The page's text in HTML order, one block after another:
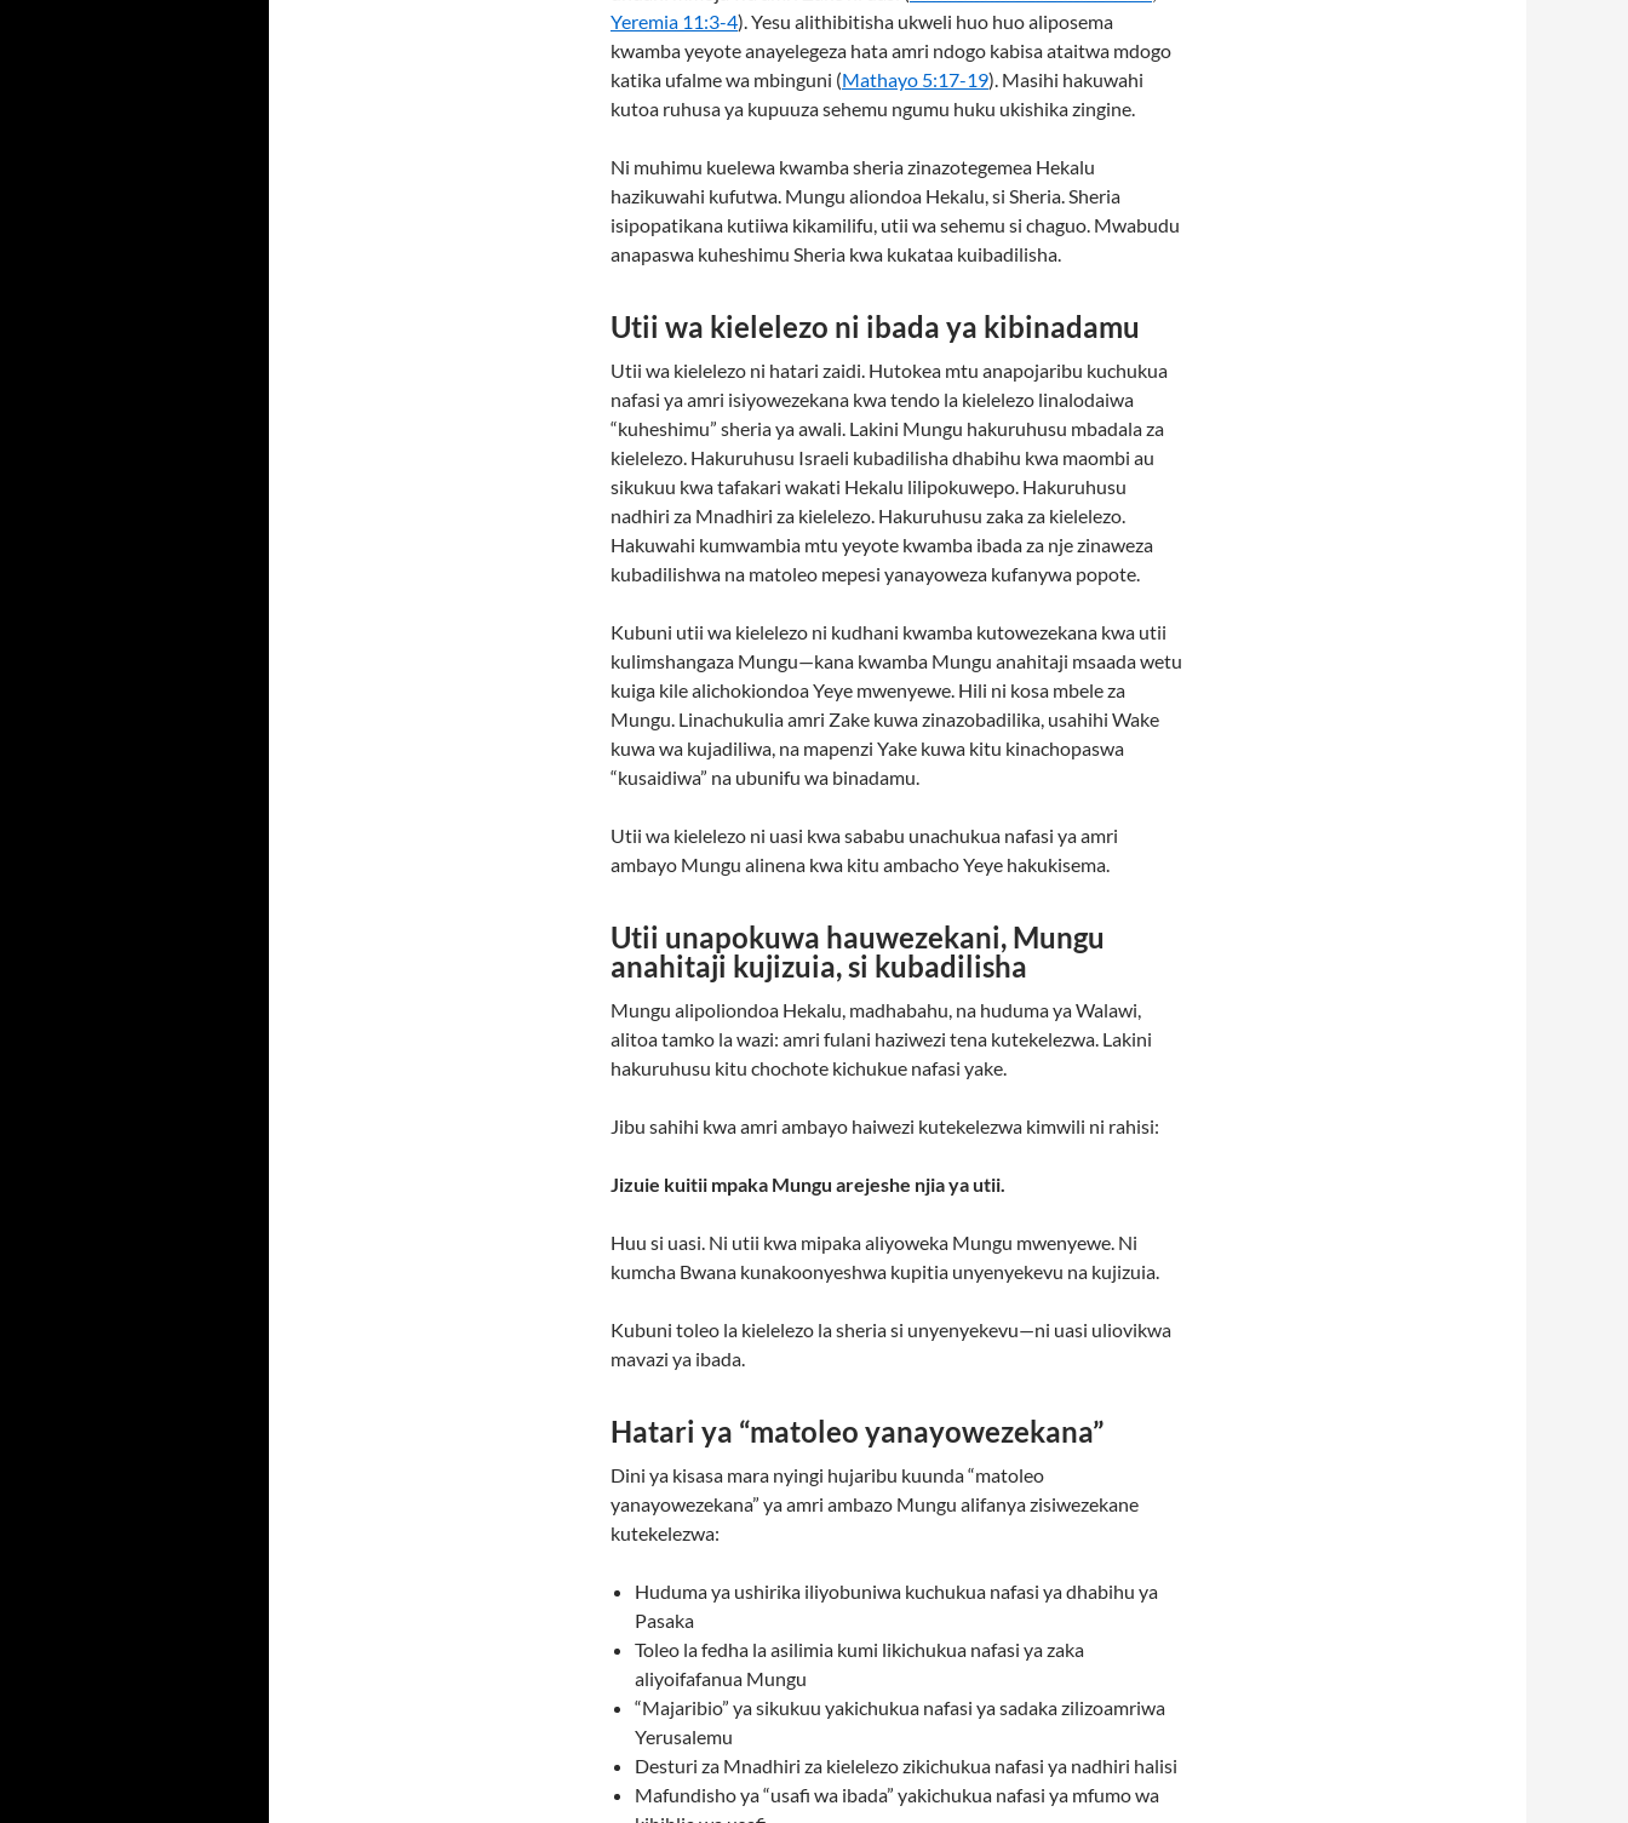
Yeremia 11:3-4). Yesu alithibitisha ukweli huo huo aliposema
kwamba yeyote anayelegeza hata amri ndogo kabisa ataitwa mdogo
katika ufalme wa mbinguni (Mathayo 5:17-19). Masihi hakuwahi
kutoa ruhusa ya kupuuza sehemu ngumu huku ukishika zingine.
Ni muhimu kuelewa kwamba sheria zinazotegemea Hekalu
hazikuwahi kufutwa. Mungu aliondoa Hekalu, si Sheria. Sheria
isipopatikana kutiiwa kikamilifu, utii wa sehemu si chaguo. Mwabudu
anapaswa kuheshimu Sheria kwa kukataa kuibadilisha.
Utii wa kielelezo ni ibada ya kibinadamu
Utii wa kielelezo ni hatari zaidi. Hutokea mtu anapojaribu kuchukua
nafasi ya amri isiyowezekana kwa tendo la kielelezo linalodaiwa
“kuheshimu” sheria ya awali. Lakini Mungu hakuruhusu mbadala za
kielelezo. Hakuruhusu Israeli kubadilisha dhabihu kwa maombi au
sikukuu kwa tafakari wakati Hekalu lilipokuwepo. Hakuruhusu
nadhiri za Mnadhiri za kielelezo. Hakuruhusu zaka za kielelezo.
Hakuwahi kumwambia mtu yeyote kwamba ibada za nje zinaweza
kubadilishwa na matoleo mepesi yanayoweza kufanywa popote.
Kubuni utii wa kielelezo ni kudhani kwamba kutowezekana kwa utii
kulimshangaza Mungu—kana kwamba Mungu anahitaji msaada wetu
kuiga kile alichokiondoa Yeye mwenyewe. Hili ni kosa mbele za
Mungu. Linachukulia amri Zake kuwa zinazobadilika, usahihi Wake
kuwa wa kujadiliwa, na mapenzi Yake kuwa kitu kinachopaswa
“kusaidiwa” na ubunifu wa binadamu.
Utii wa kielelezo ni uasi kwa sababu unachukua nafasi ya amri
ambayo Mungu alinena kwa kitu ambacho Yeye hakukisema.
Utii unapokuwa hauwezekani, Mungu
anahitaji kujizuia, si kubadilisha
Mungu alipoliondoa Hekalu, madhabahu, na huduma ya Walawi,
alitoa tamko la wazi: amri fulani haziwezi tena kutekelezwa. Lakini
hakuruhusu kitu chochote kichukue nafasi yake.
Jibu sahihi kwa amri ambayo haiwezi kutekelezwa kimwili ni rahisi:
Jizuie kuitii mpaka Mungu arejeshe njia ya utii.
Huu si uasi. Ni utii kwa mipaka aliyoweka Mungu mwenyewe. Ni
kumcha Bwana kunakoonyeshwa kupitia unyenyekevu na kujizuia.
Kubuni toleo la kielelezo la sheria si unyenyekevu—ni uasi uliovikwa
mavazi ya ibada.
Hatari ya “matoleo yanayowezekana”
Dini ya kisasa mara nyingi hujaribu kuunda “matoleo
yanayowezekana” ya amri ambazo Mungu alifanya zisiwezekane
kutekelezwa:
Huduma ya ushirika iliyobuniwa kuchukua nafasi ya dhabihu ya
Pasaka
Toleo la fedha la asilimia kumi likichukua nafasi ya zaka
aliyoifafanua Mungu
“Majaribio” ya sikukuu yakichukua nafasi ya sadaka zilizoamriwa
Yerusalemu
Desturi za Mnadhiri za kielelezo zikichukua nafasi ya nadhiri halisi
Mafundisho ya “usafi wa ibada” yakichukua nafasi ya mfumo wa